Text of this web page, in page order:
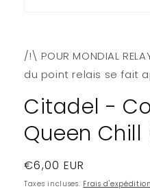
dans
fenêtre
/!\ POUR MONDIAL
du point relais se fait
Citadel -
Queen Chill
Prix
habituel
€6,00 EUR
Taxes incluses. Frais d'expédition